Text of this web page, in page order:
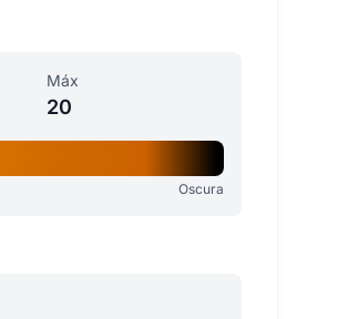
Máx
20
Oscura